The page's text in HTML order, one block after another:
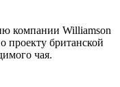
компании Williamson
проекту британской
чая.